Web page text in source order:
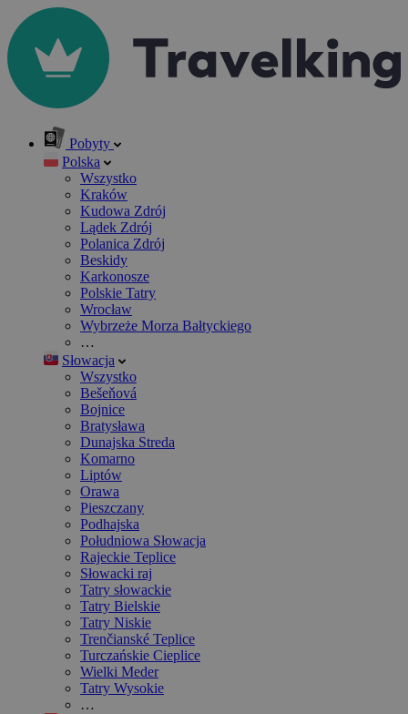
Pobyty
Polska
Wszystko
Kraków
Kudowa Zdrój
Lądek Zdrój
Polanica Zdrój
Beskidy
Karkonosze
Polskie Tatry
Wrocław
Wybrzeże Morza Bałtyckiego
…
Słowacja
Wszystko
Bešeňová
Bojnice
Bratysława
Dunajska Streda
Komarno
Liptów
Orawa
Pieszczany
Podhajska
Południowa Słowacja
Rajeckie Teplice
Słowacki raj
Tatry słowackie
Tatry Bielskie
Tatry Niskie
Trenčianské Teplice
Turczańskie Cieplice
Wielki Meder
Tatry Wysokie
…